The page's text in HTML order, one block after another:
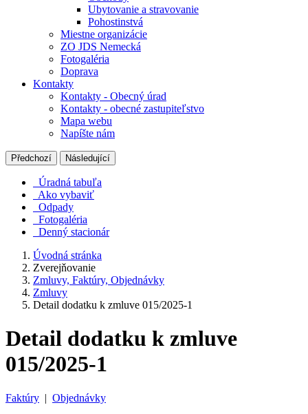
Ubytovanie a stravovanie
Pohostinstvá
Miestne organizácie
ZO JDS Nemecká
Fotogaléria
Doprava
Kontakty
Kontakty - Obecný úrad
Kontakty - obecné zastupiteľstvo
Mapa webu
Napíšte nám
Předchozí Následující
Úradná tabuľa
Ako vybaviť
Odpady
Fotogaléria
Denný stacionár
Úvodná stránka
Zverejňovanie
Zmluvy, Faktúry, Objednávky
Zmluvy
Detail dodatku k zmluve 015/2025-1
Detail dodatku k zmluve
015/2025-1
Faktúry | Objednávky